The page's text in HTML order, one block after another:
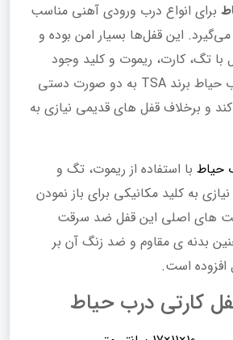
برای انواع درب ورودی آهنی مناسب
می‌گیرد. این قفل‌ها بسیار امن بوده و
با تگ، کارت، ریموت و کلید وجود
دارد. قفل کارتی درب حیاط برند TSA به دو صورت دستی
و برخلاف قفل های قدیمی نیازی به
حیاط با استفاده از ریموت، تگ و
به کلید مکانیکی برای باز نمودن
های اصلی این قفل ضد سرقت
بدنه ی مقاوم و ضد زنگ آن بر
است.
کارتی درب حیاط